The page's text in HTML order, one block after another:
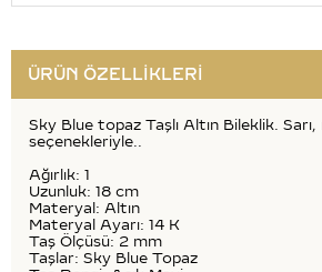
ÜRÜN ÖZELLIKLERI
Sky Blue topaz Taşlı Altın Bileklik.
seçenekleriyle..
Ağırlık: 1
Uzunluk: 18 cm
Materyal: Altın
Materyal Ayarı: 14 K
Taş Ölçüsü: 2 mm
Taşlar: Sky Blue Topaz